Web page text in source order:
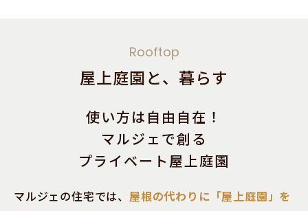
Rooftop
屋上庭園と、暮らす
使い方は自由自在！
マルジェで創る
プライベート屋上庭園
マルジェの住宅では、 屋根の代わりに「屋上庭園」を